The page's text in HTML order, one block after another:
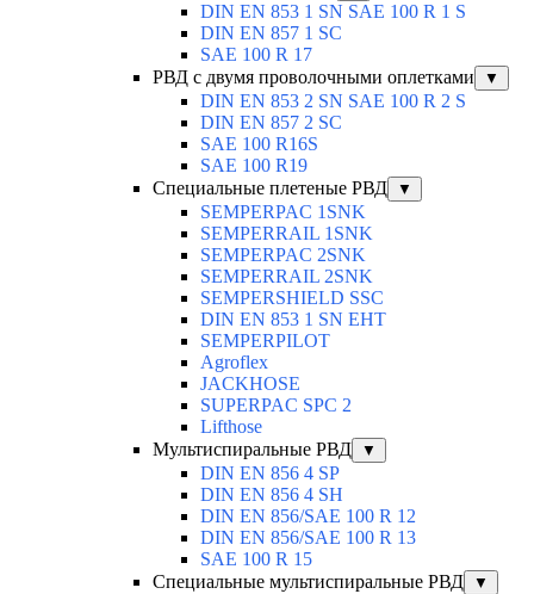
DIN EN 853 1 SN SAE 100 R 1 S
DIN EN 857 1 SC
SAE 100 R 17
РВД с двумя проволочными оплетками
▼
DIN EN 853 2 SN SAE 100 R 2 S
DIN EN 857 2 SC
SAE 100 R16S
SAE 100 R19
Специальные плетеные РВД
▼
SEMPERPAC 1SNK
SEMPERRAIL 1SNK
SEMPERPAC 2SNK
SEMPERRAIL 2SNK
SEMPERSHIELD SSC
DIN EN 853 1 SN EHT
SEMPERPILOT
Agroflex
JACKHOSE
SUPERPAC SPC 2
Lifthose
Мультиспиральные РВД
▼
DIN EN 856 4 SP
DIN EN 856 4 SH
DIN EN 856/SAE 100 R 12
DIN EN 856/SAE 100 R 13
SAE 100 R 15
Специальные мультиспиральные РВД
▼